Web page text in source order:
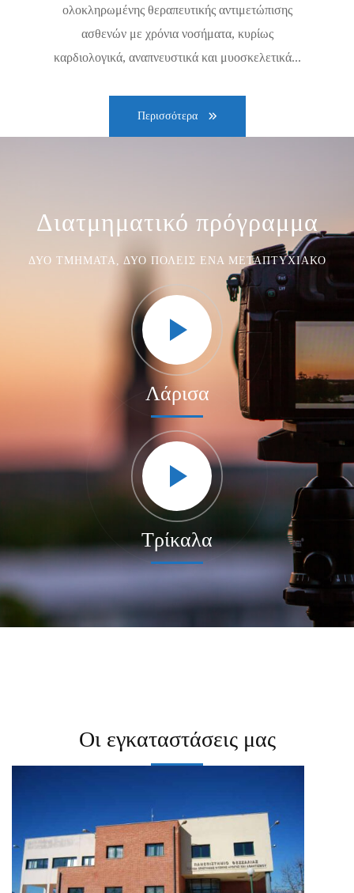
ολοκληρωμένης θεραπευτικής αντιμετώπισης
ασθενών με χρόνια νοσήματα, κυρίως
καρδιολογικά, αναπνευστικά και μυοσκελετικά...
Περισσότερα
Διατμηματικό πρόγραμμα
ΔΎΟ ΤΜΉΜΑΤΑ, ΔΎΟ ΠΌΛΕΙΣ ΈΝΑ ΜΕΤΑΠΤΥΧΙΑΚΌ
Λάρισα
Τρίκαλα
Οι εγκαταστάσεις μας